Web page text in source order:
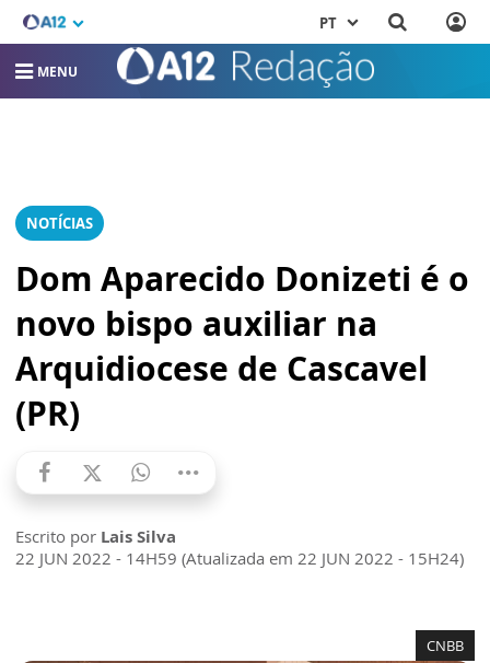
PT
MENU
NOTÍCIAS
Dom Aparecido Donizeti é o
novo bispo auxiliar na
Arquidiocese de Cascavel
(PR)
Escrito por Lais Silva
22 JUN 2022 - 14H59 (Atualizada em 22 JUN 2022 - 15H24)
CNBB